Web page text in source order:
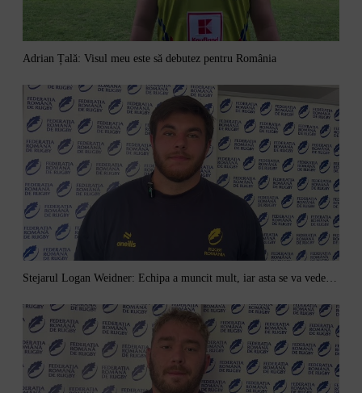
Adrian Țală: Visul meu este să debutez pentru România
Stejarul Logan Weidner: Echipa a muncit mult, iar asta se va vedea în meciurile de la Nations Cup